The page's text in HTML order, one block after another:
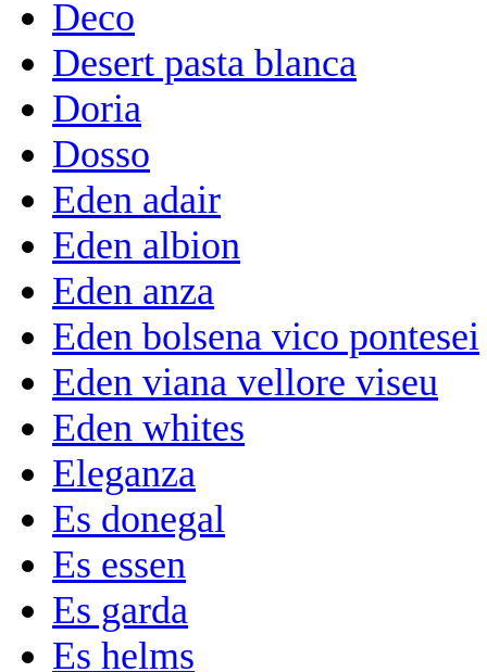
Deco
Desert pasta blanca
Doria
Dosso
Eden adair
Eden albion
Eden anza
Eden bolsena vico pontesei
Eden viana vellore viseu
Eden whites
Eleganza
Es donegal
Es essen
Es garda
Es helms